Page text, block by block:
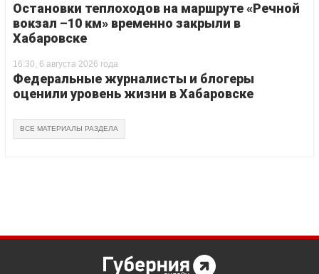
Остановки теплоходов на маршруте «Речной
вокзал –10 км» временно закрыли в
Хабаровске
16:30, 6 августа 2026 года
Федеральные журналисты и блогеры
оценили уровень жизни в Хабаровске
ВСЕ МАТЕРИАЛЫ РАЗДЕЛА